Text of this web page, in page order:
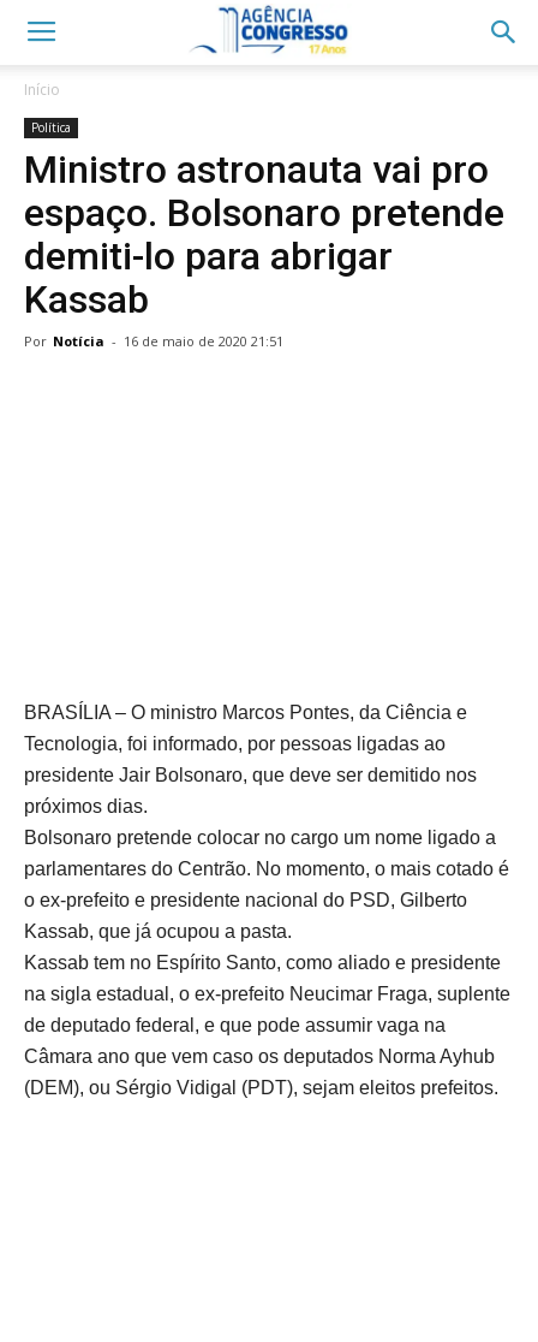
Início
Política
Ministro astronauta vai pro
espaço. Bolsonaro pretende
demiti-lo para abrigar
Kassab
Por Notícia - 16 de maio de 2020 21:51
BRASÍLIA – O ministro Marcos Pontes, da Ciência e
Tecnologia, foi informado, por pessoas ligadas ao
presidente Jair Bolsonaro, que deve ser demitido nos
próximos dias.
Bolsonaro pretende colocar no cargo um nome ligado a
parlamentares do Centrão. No momento, o mais cotado é
o ex-prefeito e presidente nacional do PSD, Gilberto
Kassab, que já ocupou a pasta.
Kassab tem no Espírito Santo, como aliado e presidente
na sigla estadual, o ex-prefeito Neucimar Fraga, suplente
de deputado federal, e que pode assumir vaga na
Câmara ano que vem caso os deputados Norma Ayhub
(DEM), ou Sérgio Vidigal (PDT), sejam eleitos prefeitos.